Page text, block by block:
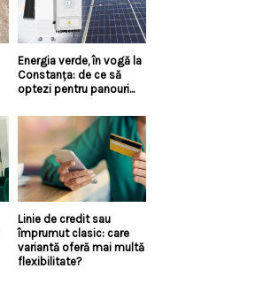
Energia verde, în vogă la
Constanța: de ce să
optezi pentru panouri...
Linie de credit sau
împrumut clasic: care
variantă oferă mai multă
flexibilitate?